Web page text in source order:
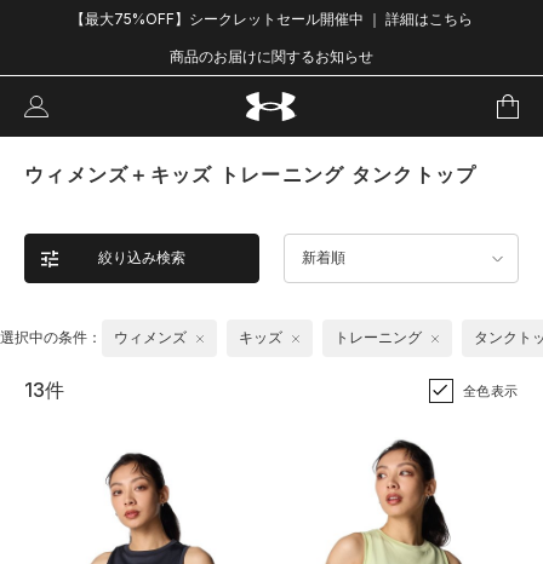
【最大75%OFF】シークレットセール開催中 ｜ 詳細はこちら
商品のお届けに関するお知らせ
ウィメンズ＋キッズ トレーニング タンクトップ
絞り込み検索 新着順
選択中の条件： ウィメンズ キッズ トレーニング タンクト
13件 全色表示